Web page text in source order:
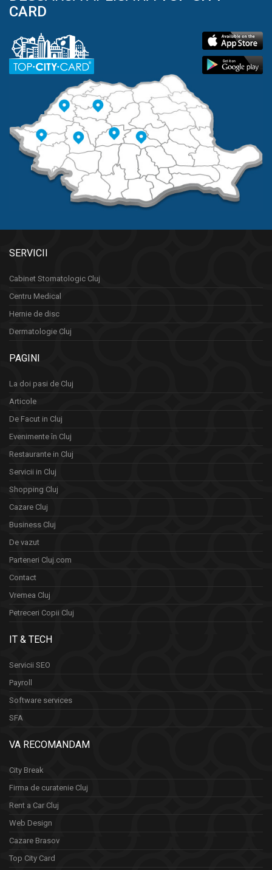
CARD
SERVICII
Cabinet Stomatologic Cluj
Centru Medical
Hernie de disc
Dermatologie Cluj
PAGINI
La doi pasi de Cluj
Articole
De Facut in Cluj
Evenimente în Cluj
Restaurante in Cluj
Servicii in Cluj
Shopping Cluj
Cazare Cluj
Business Cluj
De vazut
Parteneri Cluj.com
Contact
Vremea Cluj
Petreceri Copii Cluj
IT & TECH
Servicii SEO
Payroll
Software services
SFA
VA RECOMANDAM
City Break
Firma de curatenie Cluj
Rent a Car Cluj
Web Design
Cazare Brasov
Top City Card